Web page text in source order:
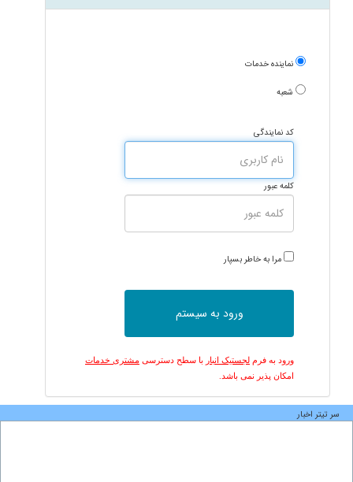
نماینده خدمات
شعبه
کد نمایندگی
کلمه عبور
مرا به خاطر بسپار
ورود به فرم لجستیک انبار با سطح دسترسی مشتری خدمات
امکان پذیر نمی باشد.
سر تیتر اخبار